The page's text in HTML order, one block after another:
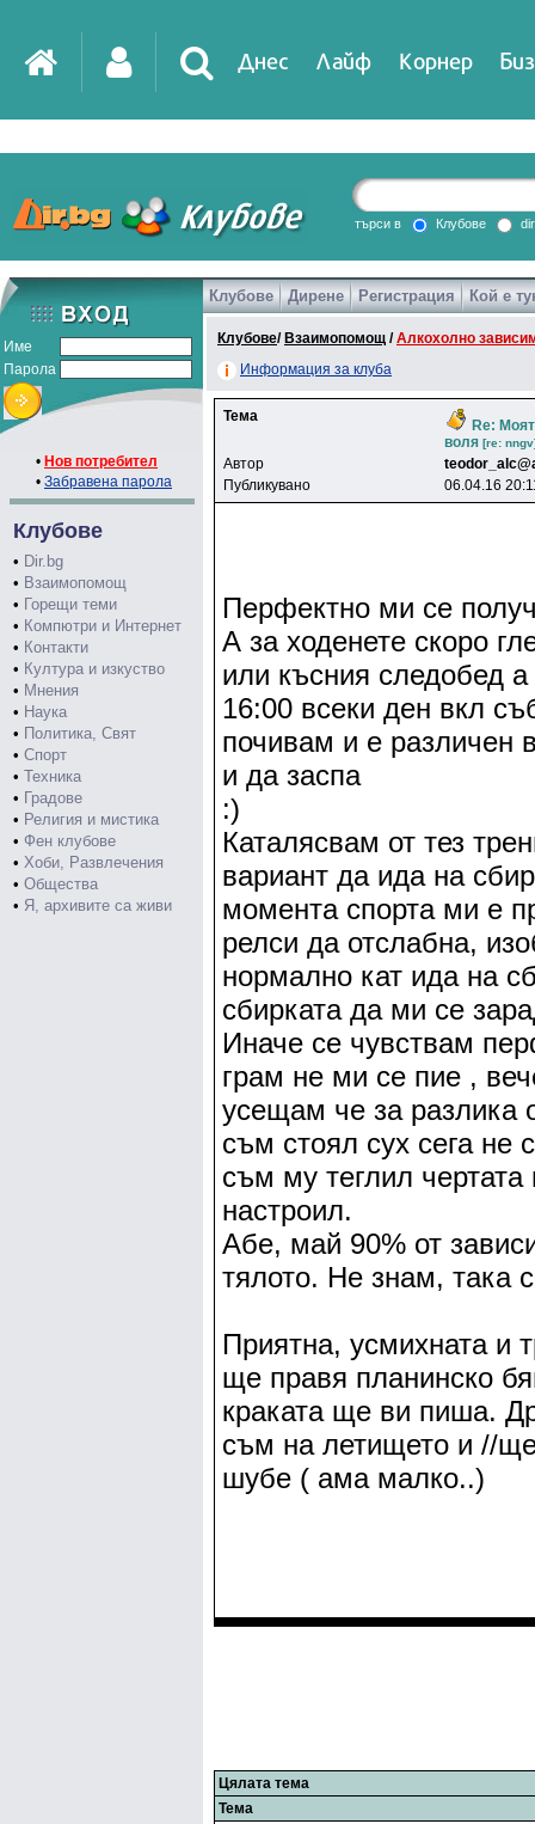
Днес Лайф Корнер
DirTV Impressio
Games
търси в Клубове
Име
Парола
• Нов потребител
• Забравена парола
Клубове
• Dir.bg
• Взаимопомощ
• Горещи теми
• Компютри и Интернет
• Контакти
• Култура и изкуство
• Мнения
• Наука
• Политика, Свят
• Спорт
• Техника
• Градове
• Религия и мистика
• Фен клубове
• Хоби, Развлечения
• Общества
• Я, архивите са живи
Клубове Дирене Регистрация Кой е
Клубове/ Взаимопомощ /Алкохолно
Информация за клуба
Тема
Re:
воля [re:
Автор
Публикувано
06.04.16
Перфектно ми се
А за ходенете скоро
или късния следобед
16:00 всеки ден вкл
почивам и е различен
и да заспа
:)
Каталясвам от тез
вариант да ида на
момента спорта ми е
релси да отслабна,
нормално кат ида на
сбирката да ми се
Иначе се чувствам
грам не ми се пие ,
усещам че за разлика
съм стоял сух сега не
съм му теглил
настроил.
Абе, май 90% от
тялото. Не знам, така
Приятна, усмихната и
ще правя планинско
краката ще ви пиша.
съм на летището и //
шубе ( ама малко..)
Цялата тема
Тема